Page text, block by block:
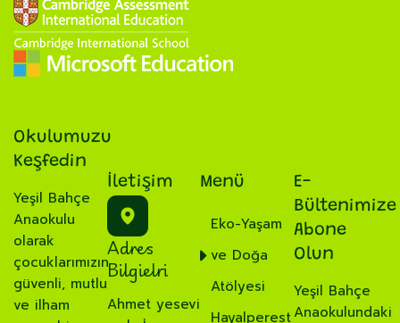
Okulumuzu
Keşfedin
Yeşil Bahçe
Anaokulu
olarak
çocuklarımızın
güvenli, mutlu
ve ilham
İletişim
Adres
Bilgielri
Ahmet yesevi
Menü
Eko-Yaşam
ve Doğa
Atölyesi
Hayalperest
E-
Bültenimize
Abone
Olun
Yeşil Bahçe
Anaokulundaki